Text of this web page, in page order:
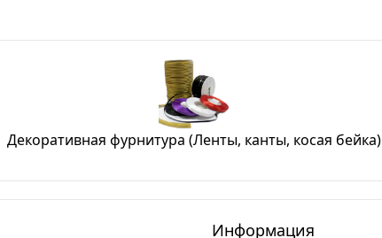
Декоративная фурнитура (Ленты, канты, косая бейка)
Информация